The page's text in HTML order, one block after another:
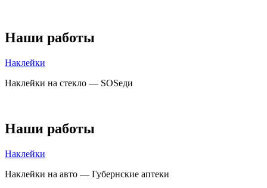
Наши работы
Наклейки
Наклейки на стекло — SOSеди
Наши работы
Наклейки
Наклейки на авто — Губернские аптеки